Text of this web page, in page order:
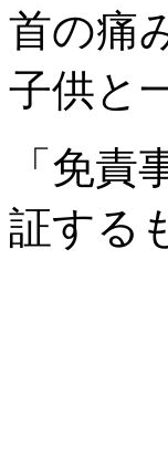
首の痛
子供と
「免
証する